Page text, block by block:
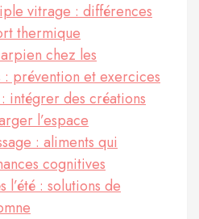
vitrage : différences
thermique
chez les
prévention et exercices
intégrer des créations
l’espace
: aliments qui
cognitives
l’été : solutions de